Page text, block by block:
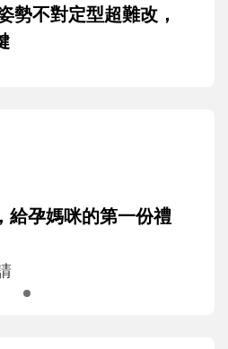
勢不對定型超難改，
給孕媽咪的第一份禮